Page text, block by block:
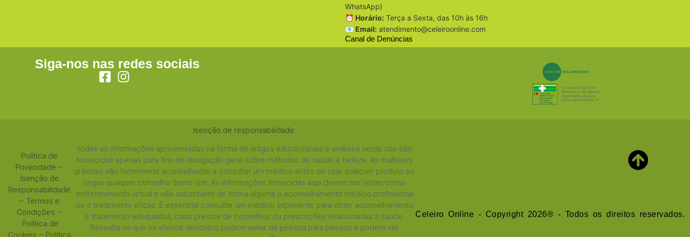
WhatsApp)
⏰ Horário: Terça a Sexta, das 10h às 16h
📧 Email: atendimento@celeiroonline.com
Canal de Denúncias
Siga-nos nas redes sociais
Política de
Privacidade –
Isenção de
Responsabilidade
–Termos e
Condições –
Política de
Cookies – Política
Isenção de responsabilidade:
todas as informações apresentadas na forma de artigos educacionais e análises neste site são
fornecidas apenas para fins de divulgação geral sobre métodos de saúde e beleza. As mulheres
grávidas são fortemente aconselhadas a consultar um médico antes de usar qualquer produto ou
seguir qualquer conselho deste site. As informações fornecidas aqui devem ser vistas como
entretenimento virtual e não substituem de forma alguma o aconselhamento médico profissional
ou o tratamento eficaz. É essencial consultar um médico experiente para obter aconselhamento
e tratamento adequados, caso precise de conselhos ou prescrições relacionadas à saúde.
Ressalta-se que os efeitos descritos podem variar de pessoa para pessoa e podem ser
Celeiro Online - Copyright 2026® - Todos os direitos reservados.